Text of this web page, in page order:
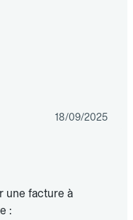
18/09/2025
une facture à
: